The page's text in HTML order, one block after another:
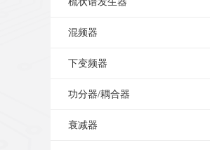
混频器
下变频器
功分器/耦合器
衰减器